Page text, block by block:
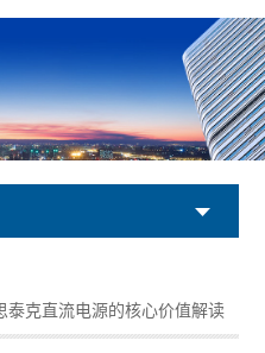
泰克直流电源的核心价值解读